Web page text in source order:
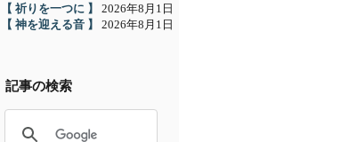
【 祈りを一つに 】
2026年8月1日
【 神を迎える音 】
2026年8月1日
記事の検索